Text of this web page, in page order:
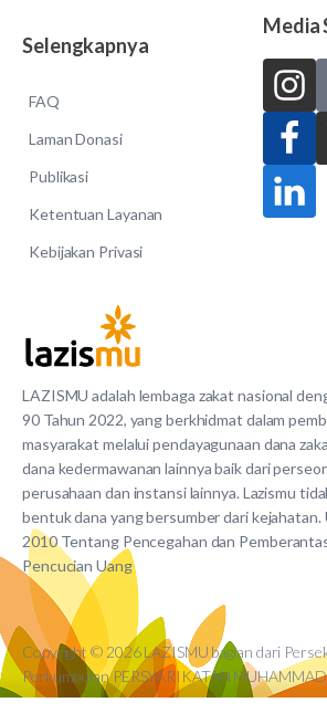
LAZISMU adalah lembaga zakat nasional
90 Tahun 2022, yang berkhidmat dalam
masyarakat melalui pendayagunaan dana
dana kedermawanan lainnya baik dari
perusahaan dan instansi lainnya. Lazismu
bentuk dana yang bersumber dari kejahatan.
2010 Tentang Pencegahan dan
Pencucian Uang
Selengkapnya
FAQ
Laman Donasi
Publikasi
Ketentuan Layanan
Kebijakan Privasi
Media
Copyright © 2026 LAZISMU bagian dari
Perkumpulan PERSYARIKATAN